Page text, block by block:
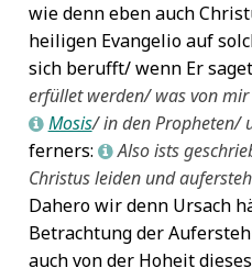
wie denn eben auch
heiligen Evangelio auf
sich berufft/ wenn Er
erfüllet werden/ was von
L Mosis/ in den Propheten/
ferners: L Also ists
Christus leiden und
Dahero wir denn Ursach
Betrachtung der
auch von der Hoheit